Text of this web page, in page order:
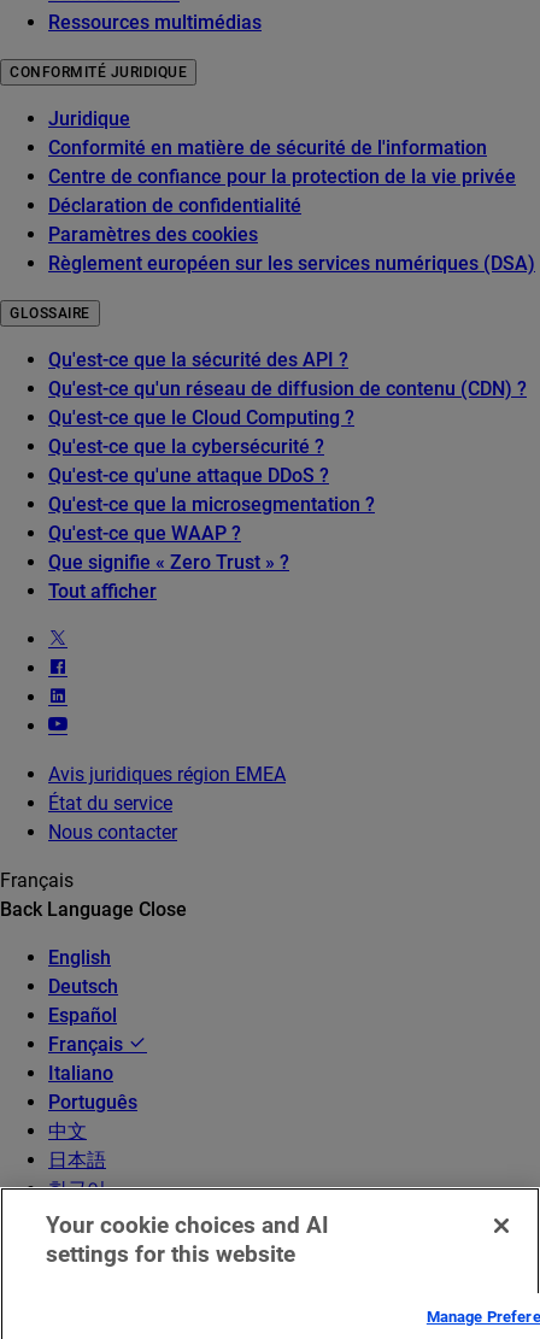
Ressources multimédias
CONFORMITÉ JURIDIQUE
Juridique
Conformité en matière de sécurité de l'information
Centre de confiance pour la protection de la vie privée
Déclaration de confidentialité
Paramètres des cookies
Règlement européen sur les services numériques (DSA)
GLOSSAIRE
Qu'est-ce que la sécurité des API ?
Qu'est-ce qu'un réseau de diffusion de contenu (CDN) ?
Qu'est-ce que le Cloud Computing ?
Qu'est-ce que la cybersécurité ?
Qu'est-ce qu'une attaque DDoS ?
Qu'est-ce que la microsegmentation ?
Qu'est-ce que WAAP ?
Que signifie « Zero Trust » ?
Tout afficher
Avis juridiques région EMEA
État du service
Nous contacter
Français
Back Language Close
English
Deutsch
Español
Français
Italiano
Português
中文
日本語
한국어
Your cookie choices and AI
settings for this website
Manage